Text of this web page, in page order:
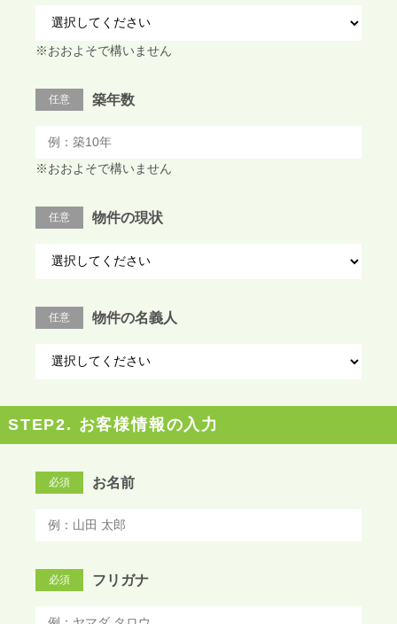
※おおよそで構いません
任意 築年数
※おおよそで構いません
任意 物件の現状
任意 物件の名義人
STEP2. お客様情報の入力
必須 お名前
必須 フリガナ